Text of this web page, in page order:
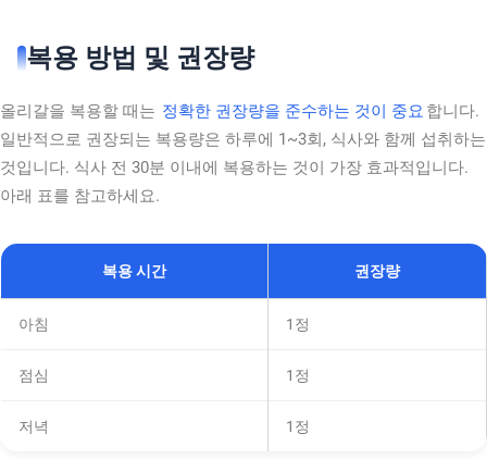
복용 방법 및 권장량
올리갈을 복용할 때는 정확한 권장량을 준수하는 것이 중요 합니다.
일반적으로 권장되는 복용량은 하루에 1~3회, 식사와 함께 섭취하는
것입니다. 식사 전 30분 이내에 복용하는 것이 가장 효과적입니다.
아래 표를 참고하세요.
복용 시간 권장량
아침 1정
점심 1정
저녁 1정